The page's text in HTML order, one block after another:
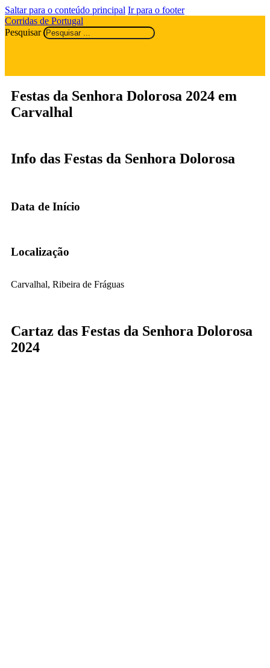
Saltar para o conteúdo principal Ir para o footer
Corridas de Portugal
Pesquisar
Festas da Senhora Dolorosa 2024 em
Carvalhal
Info das Festas da Senhora Dolorosa
Data de Início
Localização
Carvalhal, Ribeira de Fráguas
Cartaz das Festas da Senhora Dolorosa
2024